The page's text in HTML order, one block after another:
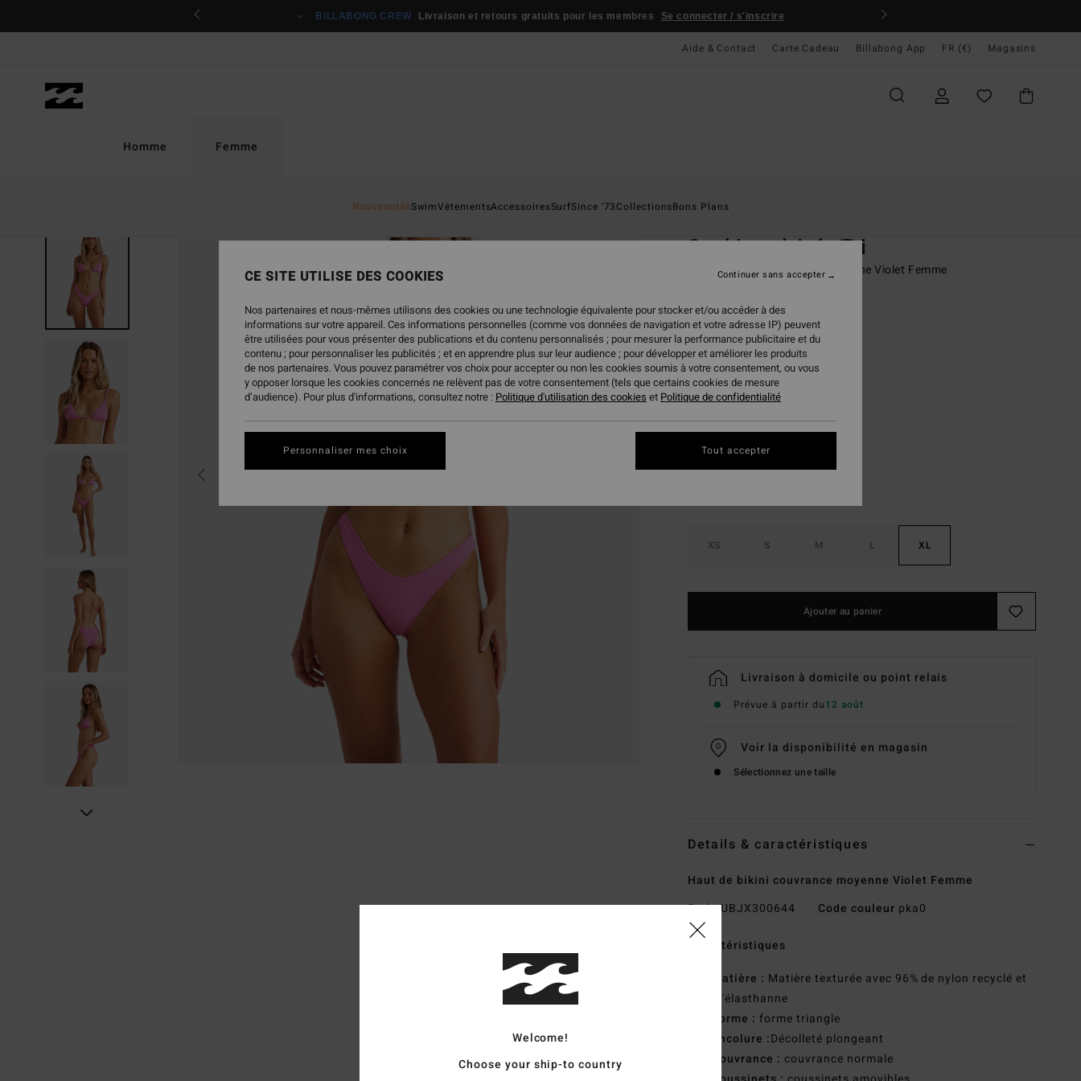
BILLABONG CREW Livraison et retours gratuits pour les membres Se connecter / s'inscrire
Aide & Contact Carte Cadeau Billabong App FR (€) Magasins
Homme Femme
NouveautésSwimVêtementsAccessoiresSurfSince '73CollectionsBons Plans
Sunkissed Ayla Tri
Haut de bikini couvrance moyenne Violet Femme
ECO-BONUS
45,95 €
50%
22,98 €
BONS PLANS
XS S M L XL
Ajouter au panier
Livraison à domicile ou point relais
Prévue à partir du12 août
Voir la disponibilité en magasin
Sélectionnez une taille
Details & caractéristiques
Haut de bikini couvrance moyenne Violet Femme
StyleUBJX300644 Code couleur pka0
Caractéristiques
Matière : Matière texturée avec 96% de nylon recyclé et
4% d'élasthanne
Forme : forme triangle
Encolure :Décolleté plongeant
Couvrance : couvrance normale
Welcome!
Choose your ship-to country
CE SITE UTILISE DES COOKIES
Nos partenaires et nous-mêmes utilisons des cookies ou une technologie équivalente pour stocker et/ou accéder à des
informations sur votre appareil. Ces informations personnelles (comme vos données de navigation et votre adresse IP) peuvent
être utilisées pour vous présenter des publications et du contenu personnalisés ; pour mesurer la performance publicitaire et du
contenu ; pour personnaliser les publicités ; et en apprendre plus sur leur audience ; pour développer et améliorer les produits
de nos partenaires. Vous pouvez paramétrer vos choix pour accepter ou non les cookies soumis à votre consentement, ou vous
y opposer lorsque les cookies concernés ne relèvent pas de votre consentement (tels que certains cookies de mesure
d’audience). Pour plus d'informations, consultez notre : Politique d'utilisation des cookies et Politique de confidentialité
Personnaliser mes choix
Continuer sans accepter
Tout accepter